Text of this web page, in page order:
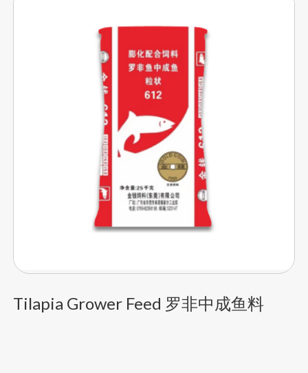
Tilapia Grower Feed 罗非中成鱼料